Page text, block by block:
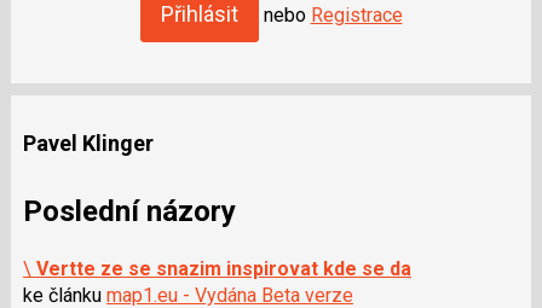
Přihlásit nebo Registrace
Pavel Klinger
Poslední názory
\ Vertte ze se snazim inspirovat kde se da
ke článku map1.eu - Vydána Beta verze